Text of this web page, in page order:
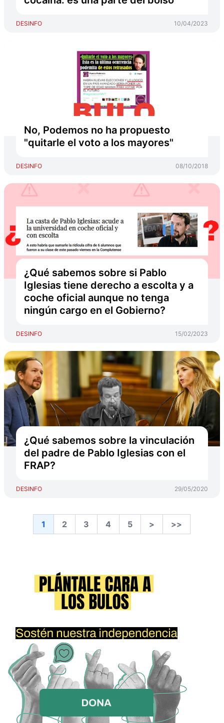
DESINFO 10/04/2023
No, Podemos no ha propuesto
"quitarle el voto a los mayores"
DESINFO 08/10/2018
¿Qué sabemos sobre si Pablo
Iglesias tiene derecho a escolta y a
coche oficial aunque no tenga
ningún cargo en el Gobierno?
DESINFO 15/02/2023
¿Qué sabemos sobre la vinculación
del padre de Pablo Iglesias con el
FRAP?
DESINFO 29/05/2020
1 2 3 4 5 > >>